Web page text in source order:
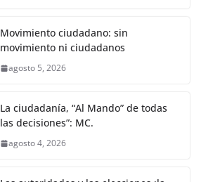
Movimiento ciudadano: sin
movimiento ni ciudadanos
agosto 5, 2026
La ciudadanía, “Al Mando” de todas
las decisiones”: MC.
agosto 4, 2026